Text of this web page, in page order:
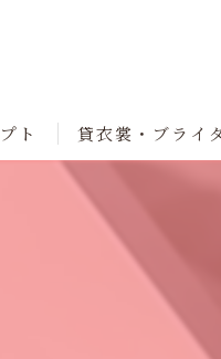
ト 貸衣裳・ブライ